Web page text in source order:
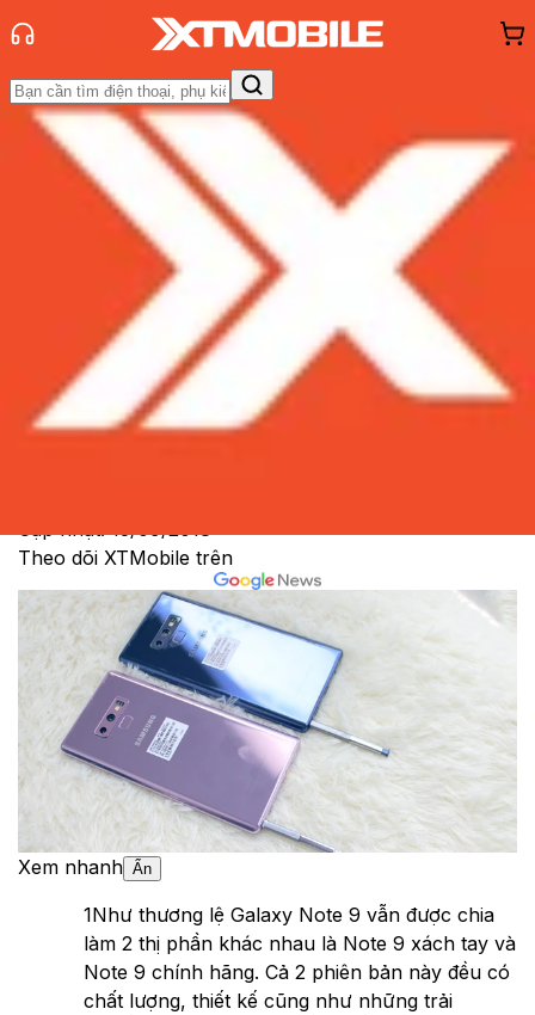
Trang chủ
Tin tức
Đánh Giá - Trên Tay
Đánh Giá - Trên TaySo Sánh Tư vấnKhuyến
Hỏi đáp App - Game Thông báo
hàng - Sự kiện
Vạch trần sự thật đằng sau chiếc
Galaxy Note 9 xách tay Hàn Quốc
Cập nhật:13/09/2018
Theo dõi XTMobile trên
Xem nhanh Ẩn
1Như thương lệ Galaxy Note 9 vẫn được chia
làm 2 thị phần khác nhau là Note 9 xách tay và
Note 9 chính hãng. Cả 2 phiên bản này đều có
chất lượng, thiết kế cũng như những trải